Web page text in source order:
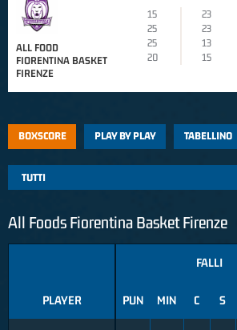
ALL FOOD
FIORENTINA BASKET
FIRENZE
15
23
25
23
25
13
20
15
BOXSCORE PLAY BY PLAY TABELLINO
All Foods Fiorentina Basket Firenze
PLAYER
FALLI
PUN MIN C S